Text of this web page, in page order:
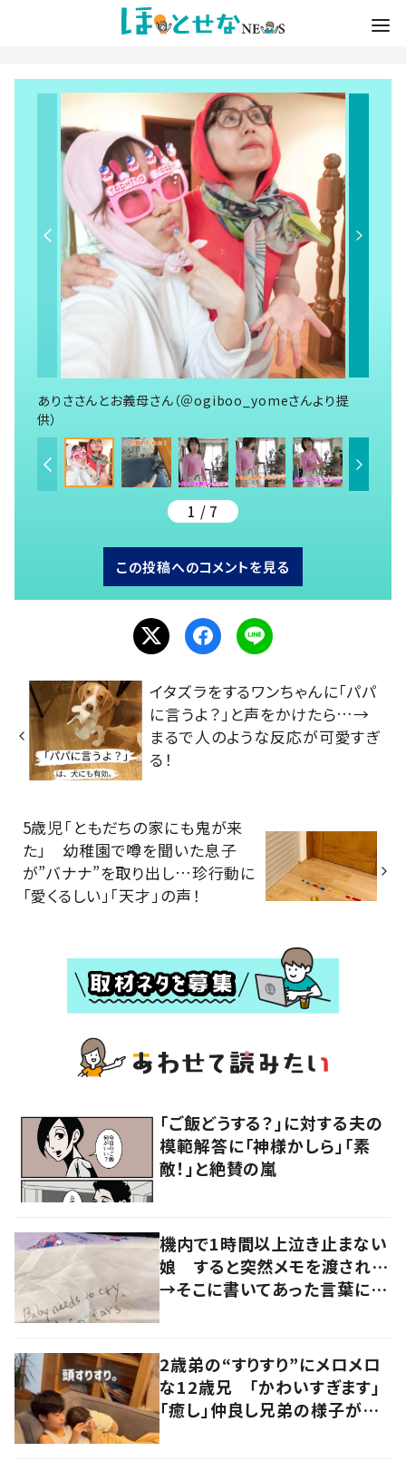
ありささんとお義母さん（＠ogiboo_yomeさんより提
供）
1 / 7
この投稿へのコメントを見る
イタズラをするワンちゃんに「パパ
に言うよ？」と声をかけたら…→
まるで人のような反応が可愛すぎ
る！
5歳児「ともだちの家にも鬼が来
た」 幼稚園で噂を聞いた息子
が”バナナ”を取り出し…珍行動に
「愛くるしい」「天才」の声！
「ご飯どうする？」に対する夫の
模範解答に「神様かしら」「素
敵！」と絶賛の嵐
機内で1時間以上泣き止まない
娘 すると突然メモを渡され…
→そこに書いてあった言葉に
2歳弟の“すりすり”にメロメロ
な12歳兄 「かわいすぎます」
「癒し」仲良し兄弟の様子が